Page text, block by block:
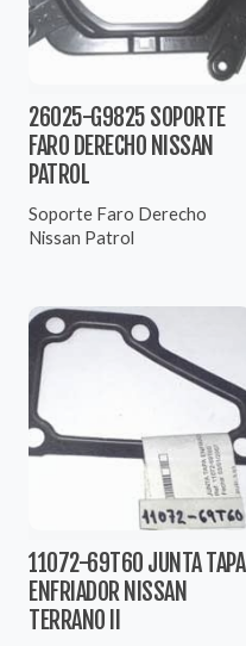
26025-G9825 SOPORTE
FARO DERECHO NISSAN
PATROL
Soporte Faro Derecho
Nissan Patrol
11072-69T60 JUNTA TAPA
ENFRIADOR NISSAN
TERRANO II